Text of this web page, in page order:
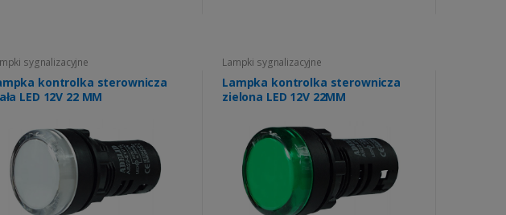
sygnalizacyjne
kontrolka sterownicza
LED 12V 22 MM
Lampki sygnalizacyjne
Lampka kontrolka sterownicza
zielona LED 12V 22MM